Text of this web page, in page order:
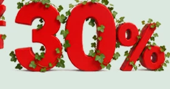
Hodiny
Vázy
Zobrazit vše